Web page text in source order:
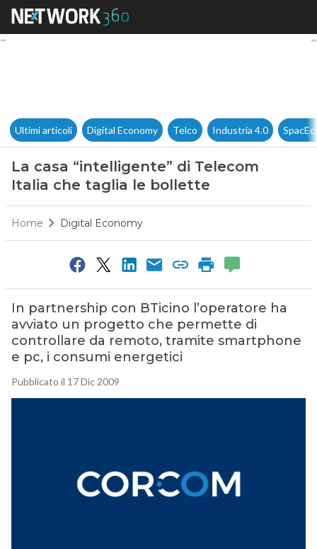
La casa “intelligente” di
Ultimi articoli Digital Economy Telco Industria 4.0
La casa “intelligente” di Telecom
Italia che taglia le bollette
Home Digital Economy
In partnership con BTicino l’operatore ha
avviato un progetto che permette di
controllare da remoto, tramite smartphone
e pc, i consumi energetici
Pubblicato il 17 Dic 2009